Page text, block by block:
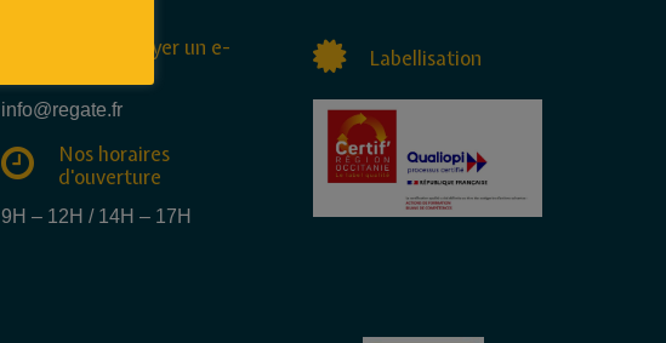
Nous envoyer un e-
info@regate.fr
Nos horaires
d'ouverture
9H – 12H / 14H – 17H
Labellisation